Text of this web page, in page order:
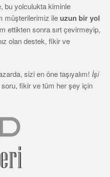
bu yolculukta kiminle
müşterilerimiz ile uzun bir yol
ettikten sonra sırt çevirmeyip,
olan destek, fikir ve
sizi en öne taşıyalım! İşi
soru, fikir ve tüm her şey için